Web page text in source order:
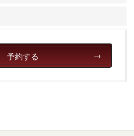
予約する